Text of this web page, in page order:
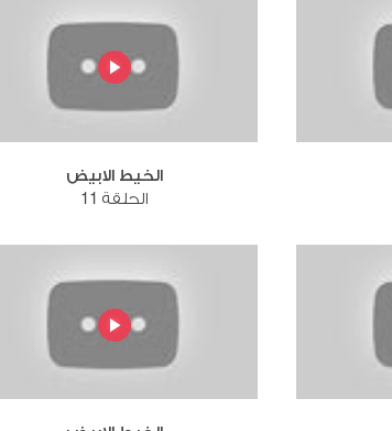
الخيط الابيض
الحلقة 11